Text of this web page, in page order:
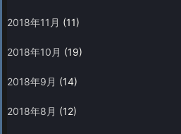
2018年11月 (11)
2018年10月 (19)
2018年9月 (14)
2018年8月 (12)